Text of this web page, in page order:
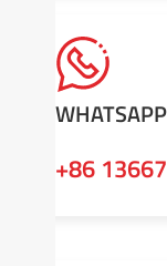
WHATSAPP
+86